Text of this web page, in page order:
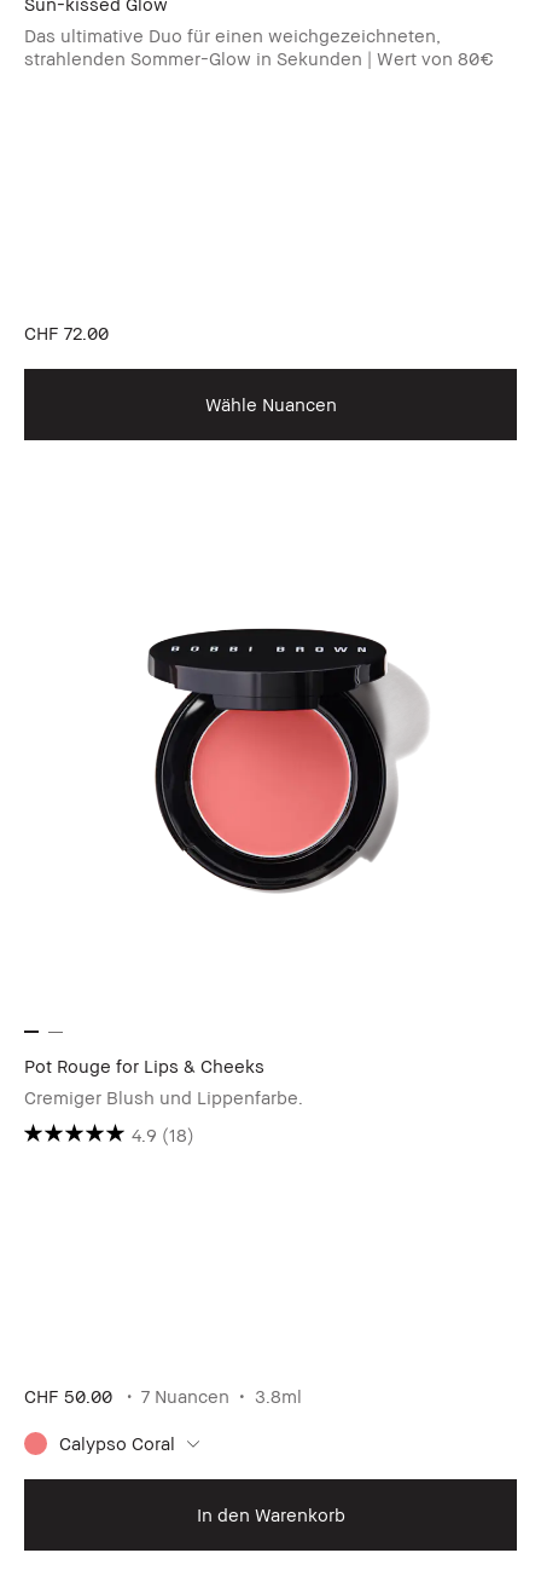
Das ultimative Duo für einen weichgezeichneten,
strahlenden Sommer-Glow in Sekunden | Wert von 80€
CHF 72.00
Wähle Nuancen
Pot Rouge for Lips & Cheeks
Cremiger Blush und Lippenfarbe.
4.9 (18)
CHF 50.00 7 Nuancen 3.8ml
Calypso Coral
In den Warenkorb